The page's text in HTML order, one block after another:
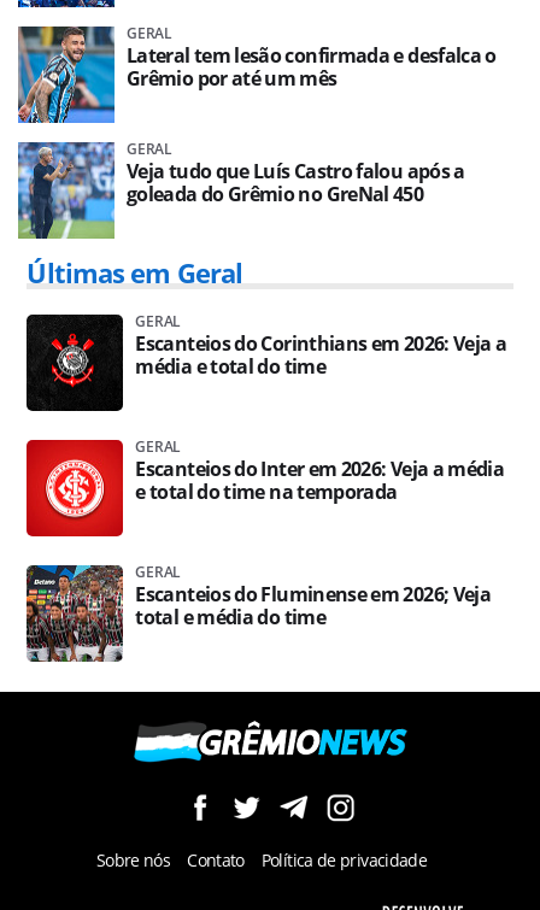
GERAL
Lateral tem lesão confirmada e desfalca o
Grêmio por até um mês
GERAL
Veja tudo que Luís Castro falou após a
goleada do Grêmio no GreNal 450
Últimas em Geral
GERAL
Escanteios do Corinthians em 2026: Veja a
média e total do time
GERAL
Escanteios do Inter em 2026: Veja a média
e total do time na temporada
GERAL
Escanteios do Fluminense em 2026; Veja
total e média do time
Sobre nós Contato Política de privacidade